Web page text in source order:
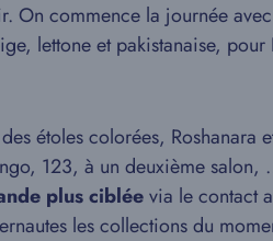
On commence la journée
lettone et pakistanaise, pour
étoles colorées, Roshanara
123, à un deuxième
plus cibléevia le contact
les collections du